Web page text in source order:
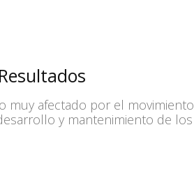
muy afectado por el movimiento
y mantenimiento de los